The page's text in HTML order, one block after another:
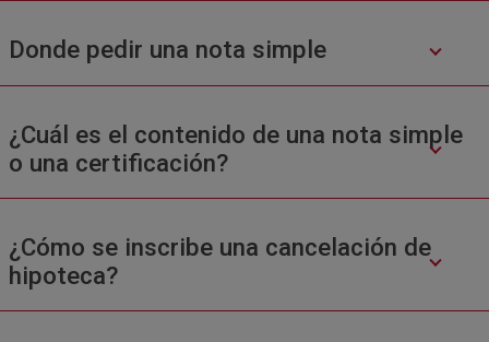
Donde pedir una nota simple
¿Cuál es el contenido de una nota simple
o una certificación?
¿Cómo se inscribe una cancelación de
hipoteca?